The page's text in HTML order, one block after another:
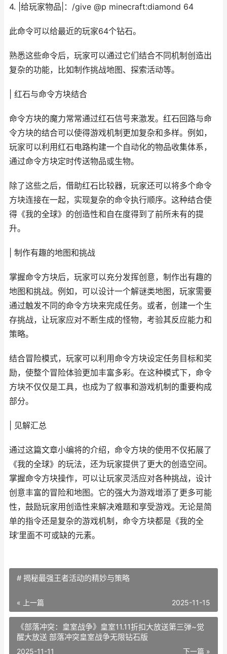
4. |给玩家物品|：/give @p minecraft:diamond 64
此命令可以给最近的玩家64个钻石。
熟悉这些命令后，玩家可以通过它们结合不同机制创造出
复杂的功能，比如制作挑战地图、探索活动等。
| 红石与命令方块结合
命令方块的魔力常常通过红石信号来激发。红石回路与命
令方块的结合可以使得游戏机制更加复杂和多样。例如，
玩家可以利用红石电路构建一个自动化的物品收集体系，
通过命令方块定时传送物品或生物。
除了这些之后，借助红石比较器，玩家还可以将多个命令
方块连接在一起，实现复杂的命令执行顺序。这种结合使
得《我的全球》的创造性和自在度得到了前所未有的提
升。
| 制作有趣的地图和挑战
掌握命令方块后，玩家可以充分发挥创意，制作出有趣的
地图和挑战。例如，可以设计一个解谜类地图，玩家需要
通过触发不同的命令方块来完成任务。或者，创建一个生
存挑战，让玩家应对不断生成的怪物，考验其反应能力和
策略。
结合冒险模式，玩家可以利用命令方块设定任务目标和奖
励，使整个冒险体验更加丰富多彩。在这种模式下，命令
方块不仅仅是工具，也成为了叙事和游戏机制的重要构成
部分。
| 见解汇总
通过这篇文章小编将的介绍，命令方块的使用不仅拓展了
《我的全球》的玩法，还为玩家提供了更大的创造空间。
掌握命令方块操作，可以让玩家灵活应对各种挑战，设计
创意丰富的冒险和地图。它的强大为游戏增添了更多可能
性，鼓励玩家用创造性来解决难题和享受游戏。无论是简
单的指令还是复杂的游戏机制，命令方块都是《我的全
球’里面不可或缺的元素。
# 揭秘最强王者活动的精妙与策略
« 上一篇 2025-11-15
《部落冲突：皇室战争》皇室11.11折扣大放送第三弹~觉
醒大放送 部落冲突皇室战争无限钻石版
下一篇 »
2025-11-11